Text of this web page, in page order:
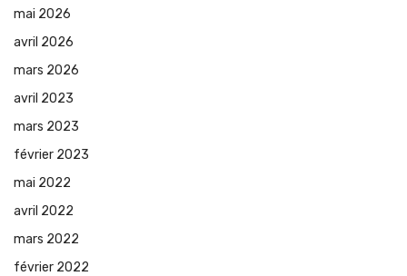
mai 2026
avril 2026
mars 2026
avril 2023
mars 2023
février 2023
mai 2022
avril 2022
mars 2022
février 2022